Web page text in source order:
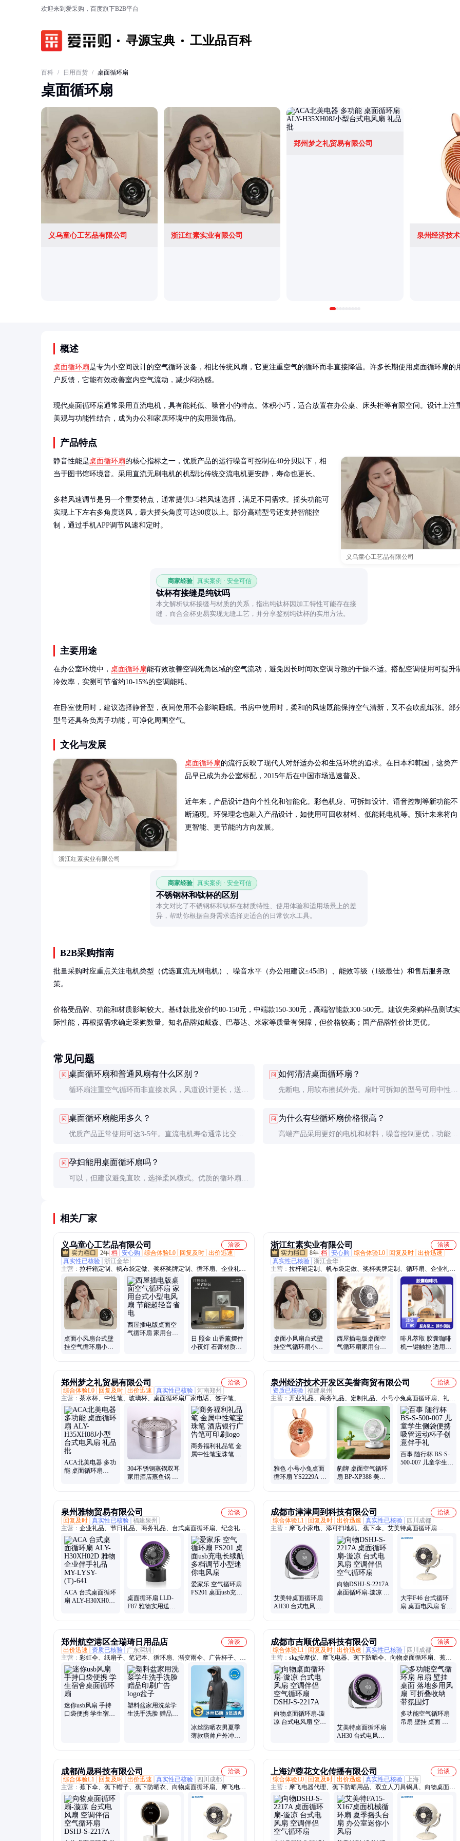
欢迎来到爱采购，百度旗下B2B平台
寻源宝典 工业品百科
百科 / 日用百货 / 桌面循环扇
桌面循环扇
义乌童心工艺品有限公司 浙江红素实业有限公司
郑州梦之礼贸易有限公司
概述
桌面循环扇是专为小空间设计的空气循环设备，相比传统风扇，它更注重空气的循环而非直接降温。许多长期使用桌面循环扇的
户反馈，它能有效改善室内空气流动，减少闷热感。
现代桌面循环扇通常采用直流电机，具有能耗低、噪音小的特点。体积小巧，适合放置在办公桌、床头柜等有限空间。设计上注
美观与功能性结合，成为办公和家居环境中的实用装饰品。
产品特点
义乌童心工艺品有限公司
静音性能是桌面循环扇的核心指标之一，优质产品的运行噪音可控制在40分贝以下，相
当于图书馆环境音。采用直流无刷电机的机型比传统交流电机更安静，寿命也更长。
多档风速调节是另一个重要特点，通常提供3-5档风速选择，满足不同需求。摇头功能可
实现上下左右多角度送风，最大摇头角度可达90度以上。部分高端型号还支持智能控
制，通过手机APP调节风速和定时。
商家经验 真实案例 · 安全可信
钛杯有接缝是纯钛吗
本文解析钛杯接缝与材质的关系，指出纯钛杯因加工特性可能存在接
缝，而合金杯更易实现无缝工艺，并分享鉴别纯钛杯的实用方法。
主要用途
在办公室环境中， 桌面循环扇能有效改善空调死角区域的空气流动，避免因长时间吹空调导致的干燥不适。搭配空调使用可提升
冷效率，实测可节省约10-15%的空调能耗。
在卧室使用时，建议选择静音型，夜间使用不会影响睡眠。书房中使用时，柔和的风速既能保持空气清新，又不会吹乱纸张。部
型号还具备负离子功能，可净化周围空气。
文化与发展
浙江红素实业有限公司
桌面循环扇的流行反映了现代人对舒适办公和生活环境的追求。在日本和韩国，这类产
品早已成为办公室标配，2015年后在中国市场迅速普及。
近年来，产品设计趋向个性化和智能化。彩色机身、可拆卸设计、语音控制等新功能不
断涌现。环保理念也融入产品设计，如使用可回收材料、低能耗电机等。预计未来将向
更智能、更节能的方向发展。
商家经验 真实案例 · 安全可信
不锈钢杯和钛杯的区别
本文对比了不锈钢杯和钛杯在材质特性、使用体验和适用场景上的差
异，帮助你根据自身需求选择更适合的日常饮水工具。
B2B采购指南
批量采购时应重点关注电机类型（优选直流无刷电机）、噪音水平（办公用建议≤45dB）、能效等级（1级最佳）和售后服务政
策。
价格受品牌、功能和材质影响较大。基础款批发价约80-150元，中端款150-300元，高端智能款300-500元。建议先采购样品测试实
际性能，再根据需求确定采购数量。知名品牌如戴森、巴慕达、米家等质量有保障，但价格较高；国产品牌性价比更优。
常见问题
问 桌面循环扇和普通风扇有什么区别？
循环扇注重空气循环而非直接吹风，风道设计更长，送风
但噪音高，适合快速降温。
问 如何清洁桌面循环扇？
先断电，用软布擦拭外壳。扇叶可拆卸的型号可用中性清
尘。切勿将电机部分浸入水中。
问 桌面循环扇能用多久？
优质产品正常使用可达3-5年。直流电机寿命通常比交流
长使用寿命。
问 为什么有些循环扇价格很高？
高端产品采用更好的电机和材料，噪音控制更优，功能更
问 孕妇能用桌面循环扇吗？
可以，但建议避免直吹，选择柔风模式。优质的循环扇风
相关厂家
义乌童心工艺品有限公司
洽谈
2年 档 安心购 综合体验L0 回复及时 出价迅速
真实性已核验 浙江金华
主营： 拉杆箱定制、帆布袋定做、奖杯奖牌定制、循环扇、企业礼品
定制、保温杯定制、茶具定制、礼品套装定制、冰箱贴定制、文创礼
品定制、商务礼品定制、运动包定制、伴手礼定制、毛绒公仔定制、
高端礼品定制、节日礼品定制、员工伴手礼定制、POLO衫定制、定
制礼盒、笔记本定制、办公礼品定制、周年庆礼品定制、T恤文化衫
定制、钛杯定制、纪念章定制
桌面小风扇台式壁
挂空气循环扇小巧
西屋插电版桌面空
气循环扇 家用台式
日 照金 山香薰摆件
小夜灯 石膏材质扩
浙江红素实业有限公司
洽谈
8年 档 安心购 综合体验L0 回复及时 出价迅速
真实性已核验 浙江金华
主营： 拉杆箱定制、帆布袋定做、奖杯奖牌定制、循环扇、企业礼品
定制、保温杯定制、茶具定制、礼品套装定制、冰箱贴定制、文创礼
品定制、商务礼品定制、运动包定制、伴手礼定制、毛绒公仔定制、
高端礼品定制、节日礼品定制、员工伴手礼定制、POLO衫定制、定
制礼盒、笔记本定制、办公礼品定制、周年庆礼品定制、T恤文化衫
定制、钛杯定制、纪念章定制、双肩包定做
桌面小风扇台式壁
挂空气循环扇小巧
西屋插电版桌面空
气循环扇家用台式
啡凡萃取 胶囊咖啡
机一键触控 适用雀
郑州梦之礼贸易有限公司
洽谈
综合体验L0
回复及时 出价迅速 真实性已核验 河南郑州
主营： 茶水杯、中性笔、玻璃杯、桌面循环扇厂家电话、签字笔、剃
须刀、书签尺子、笔记本定制、伸缩充电线、文创木质笔、手持电熨
斗、笔记本印刷、记事本印刷、笔记本手册、三通用数据线、三合一
数据线、一拖三数据线、企业礼品定制、单位福利礼品、节日礼品批
发、商务赠送伴手礼、宣传礼品
ACA北美电器 多功
能 桌面循环扇
304不锈钢蒸锅双耳
家用酒店蒸鱼锅 三
商务福利礼品笔 金
属中性笔宝珠笔 酒
泉州经济技术开发区美誉商贸有限公司
洽谈
资质已核验 福建泉州
主营： 开业礼品、商务礼品、定制礼品、小号小兔桌面循环扇、礼品
加盟、公司礼品、礼品定做、引流礼品、伴手礼、员工礼品
雅色 小号小兔桌面
循环扇 YS2229A 美
豹牌 桌面空气循环
扇 BP-XP388 美誉
百事 随行杯 BS-S-
500-007 儿童学生侧
泉州雅物贸易有限公司
洽谈
回复及时 真实性已核验 福建泉州
主营： 企业礼品、节日礼品、商务礼品、台式桌面循环扇、纪念礼
品、会销礼品、拓客礼品、宣传礼品、展会礼品、校招礼品、生日礼
品、会议礼品
ACA 台式桌面循环
扇 ALY-H30XH02D
桌面循环扇 LLD-
F87 雅物实用送客
爱家乐 空气循环扇
FS201 桌面usb充电
成都市津津周到科技有限公司
洽谈
综合体验L1
回复及时 出价迅速 真实性已核验
四川成都
主营： 摩飞小家电、添可扫地机、蕉下伞、艾美特桌面循环扇
AH30、蕉下冰袖、蕉下防晒衣、新秀丽双肩包、新秀丽拉杆箱、
SKG按摩仪、膳魔师水杯、伊莱克斯小家电、美旅双肩包、美旅拉杆
箱、乐扣乐扣水杯、大宇小家电、北鼎养生壶、星巴克水杯、倍思充
电宝、品胜移动电源、康巴赫锅具、水星家纺、罗莱家纺
艾美特桌面循环扇
AH30 台式电风扇
向物DSHJ-S-2217A
桌面循环扇-漩凉 台
大宇F46 台式循环
扇 桌面电风扇 客厅
郑州航空港区全瑞琦日用品店
洽谈
出价迅速
资质已核验
广东深圳
主营： 彩虹伞、纸扇子、笔记本、循环扇、渐变雨伞、广告杯子、复
古风扇、发光玩具、活动礼物、大肚水杯子、风车泡泡器、双层玻璃
杯、创意伴手礼、伴手礼杯子、结婚伴手礼、真空保温杯、遮阳太阳
伞、玻璃冷饮杯、闪光仙女棒、折叠小扇子、书签伴手礼、变色晴雨
伞、创意牛奶杯、发光卡通灯笼、学生礼物扇子、户外便携扇子
迷你usb风扇 手持
口袋便携 学生宿舍
塑料盆家用洗菜学
生洗手洗脸 赠品印
冰丝防晒衣男夏季
薄款痞帅户外冲锋
成都市吉顺优品科技有限公司
洽谈
综合体验L1
回复及时 出价迅速 真实性已核验
四川成都
主营： skg按摩仪、摩飞电器、蕉下防晒伞、向物桌面循环扇、蕉下
防晒衣、蕉下遮阳帽、SKG按摩仪、新秀丽背包、新秀丽拉杆箱、水
星家纺、罗莱家纺、美旅拉杆箱、乐扣水杯、乐扣小家电、飞利浦电
器、星巴克水杯、外交官拉杆箱、双立人刀具锅具
向物桌面循环扇-漩
凉 台式电风扇 空调
艾美特桌面循环扇
AH30 台式电风扇
多功能空气循环扇
吊扇 壁挂 桌面 落
成都尚晟科技有限公司
洽谈
综合体验L1
回复及时 出价迅速 真实性已核验
四川成都
主营： 蕉下伞、蕉下帽子、蕉下防晒衣、向物桌面循环扇、摩飞电
器、膳魔师保温杯、新秀丽拉杆箱、新秀丽背包、外交官拉杆箱、双
立人刀具锅具、罗莱家纺代理、水星家纺代理、星巴克水杯、蕉下冰
袖套代理
上海沪蓉花文化传播有限公司
洽谈
综合体验L0
回复及时 出价迅速 真实性已核验
上海
主营： 摩飞电器代理、蕉下防晒用品、双立人刀具锅具、向物桌面循
环扇、膳魔师杯壶、膳魔师电器、SKG按摩仪、苏泊尔锅具、新秀丽
双肩背包、新秀丽拉杆箱、水星家纺、罗莱家纺、乐扣乐扣水杯、星
巴克水杯、蕉下防晒衣、蕉下冰袖套、蕉下遮阳伞、蕉下防晒帽、蕉
下防晒口罩